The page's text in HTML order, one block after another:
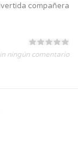
compañera
ningún comentario